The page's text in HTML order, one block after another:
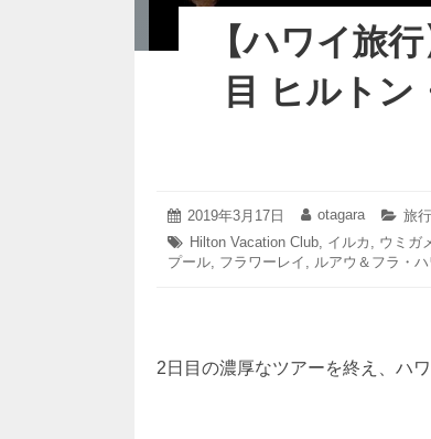
【ハワイ旅
目 ヒルト
投
稿
日:
2019年3月17日
2023
年
9
月
投
者:
otagara
カ
テ
旅行
タ
グ:
Hilton Vacation Club, イルカ , ウミガ
プール, フラワーレイ , ルアウ＆フラ・
2日目の濃厚なツアーを終え、ハ